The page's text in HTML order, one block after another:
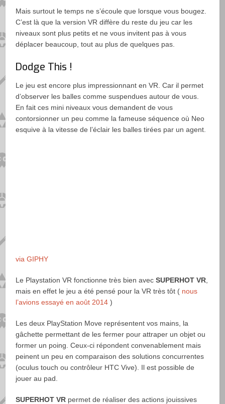
Mais surtout le temps ne s’écoule que lorsque vous bougez.
C’est là que la version VR diffère du reste du jeu car les
niveaux sont plus petits et ne vous invitent pas à vous
déplacer beaucoup, tout au plus de quelques pas.
Dodge This !
Le jeu est encore plus impressionnant en VR. Car il permet
d’observer les balles comme suspendues autour de vous.
En fait ces mini niveaux vous demandent de vous
contorsionner un peu comme la fameuse séquence où Neo
esquive à la vitesse de l’éclair les balles tirées par un agent.
via GIPHY
Le Playstation VR fonctionne très bien avecSUPERHOT VR
mais en effet le jeu a été pensé pour la VR très tôt ( nous
l’avions essayé en août 2014)
Les deux PlayStation Move représentent vos mains, la
gâchette permettant de les fermer pour attraper un objet ou
former un poing. Ceux-ci répondent convenablement mais
peinent un peu en comparaison des solutions concurrentes
(oculus touch ou contrôleur HTC Vive). Il est possible de
jouer au pad.
SUPERHOT VR permet de réaliser des actions jouissives